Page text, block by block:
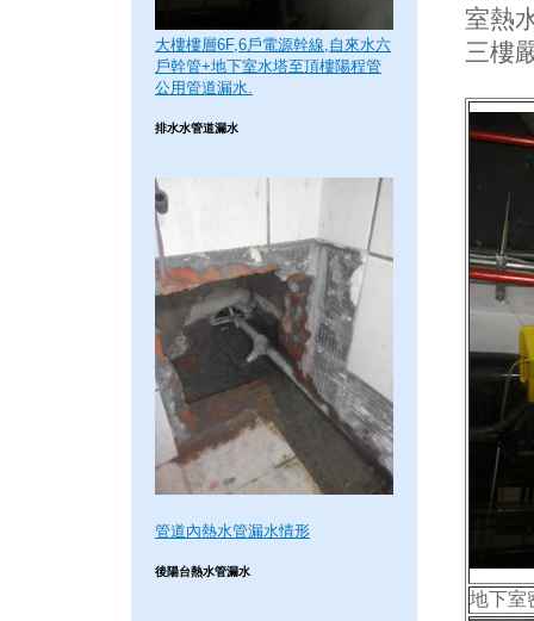
大樓樓層6F,6戶電源幹線,自來水六
戶幹管+地下室水塔至頂樓陽程管
公用管道漏水.
排水水管道漏水
管道內熱水管漏水情形
後陽台熱水管漏水
室熱
三樓
地下室